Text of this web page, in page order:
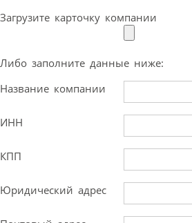
Загрузите карточку компании
Либо заполните данные ниже:
Название компании
ИНН
КПП
Юридический адрес